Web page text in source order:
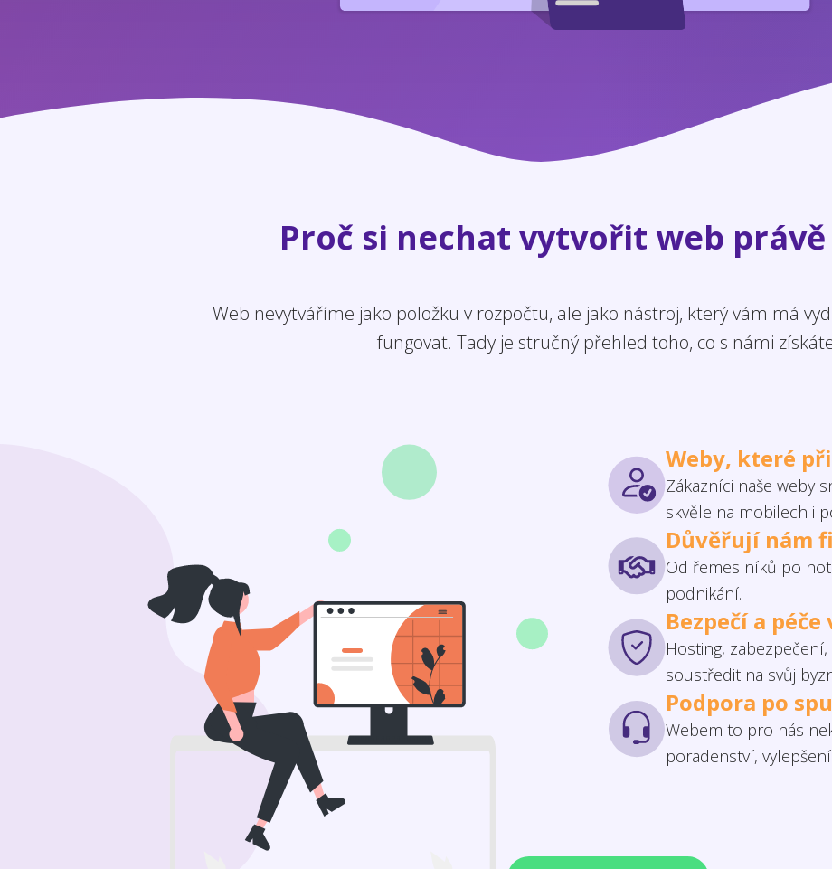
Proč si nechat vytvořit web právě
Web nevytváříme jako položku v rozpočtu, ale jako nástroj, který vám má
fungovat. Tady je stručný přehled toho, co s námi
Weby, které
Zákazníci naše weby
skvěle na mobilech i
Důvěřují nám
Od řemeslníků po
podnikání.
Bezpečí a
Hosting,
soustředit na svůj
Podpora po
Webem to pro nás
poradenství,